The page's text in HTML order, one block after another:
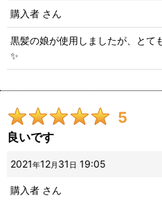
購入者 さん
黒髪の娘が使用しましたが、とて
✨
5
良いです
2021年12月 31 日 19:05
購入者 さん